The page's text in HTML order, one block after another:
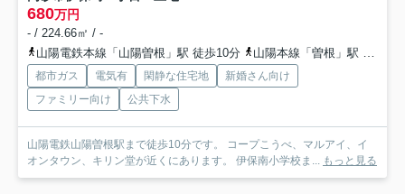
680万円
- / 224.66㎡ / -
山陽電鉄本線「山陽曽根」駅 徒歩10分
山陽本線「曽根」駅 徒歩40分
都市ガス 電気有 閑静な住宅地
新婚さん向け
ファミリー向け
公共下水
山陽電鉄山陽曽根駅まで徒歩10分です。 コープこうべ、マルアイ、イ
オンタウン、キリン堂が近くにあります。 伊保南小学校ま... もっと見る